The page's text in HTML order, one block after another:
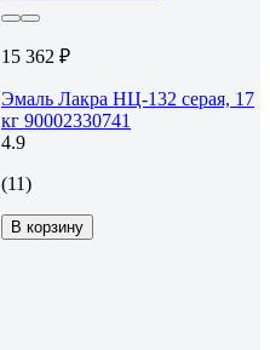
15 362 ₽
Эмаль Лакра НЦ-132 серая, 17
кг 90002330741
4.9
(11)
В корзину